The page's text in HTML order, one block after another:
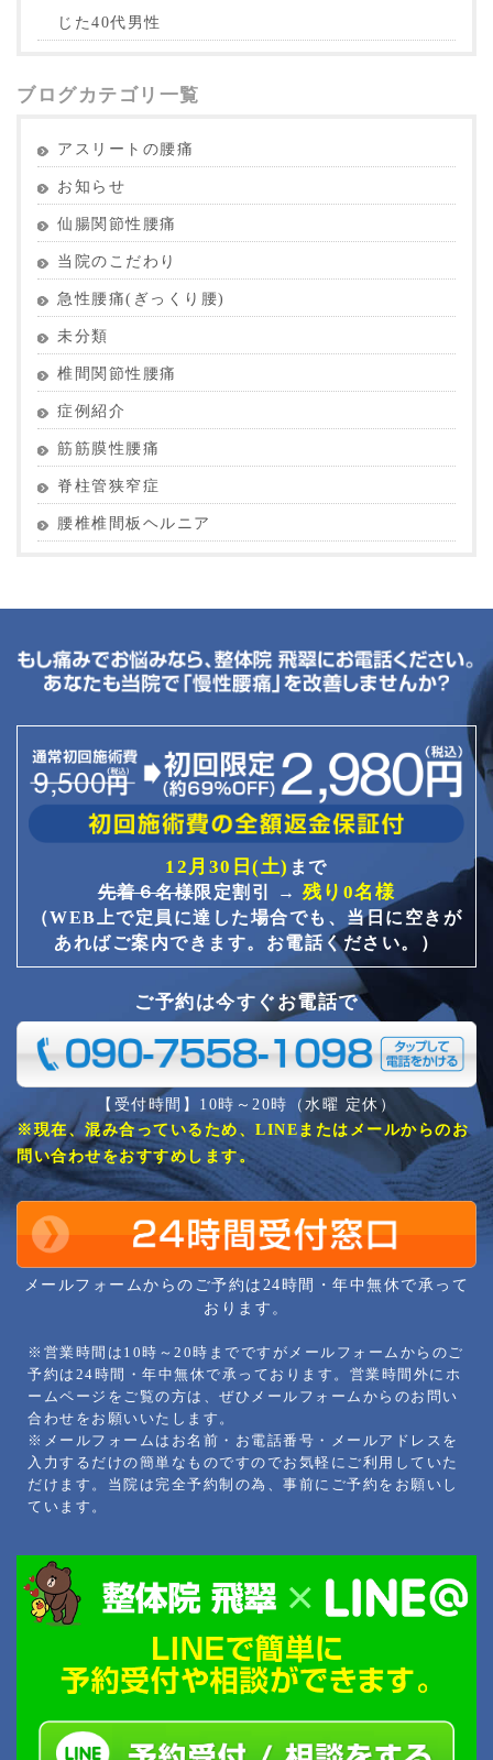
じた40代男性
ブログカテゴリ一覧
アスリートの腰痛
お知らせ
仙腸関節性腰痛
当院のこだわり
急性腰痛(ぎっくり腰)
未分類
椎間関節性腰痛
症例紹介
筋筋膜性腰痛
脊柱管狭窄症
腰椎椎間板ヘルニア
12月30日(土) まで
先着６名様限定割引 → 残り0名様
（WEB上で定員に達した場合でも、当日に空きが
あればご案内できます。お電話ください。）
ご予約は今すぐお電話で
【受付時間】10時～20時（水曜 定休）
※現在、混み合っているため、LINEまたはメールからのお
問い合わせをおすすめします。
メールフォームからのご予約は24時間・年中無休で承って
おります。
※営業時間は10時～20時までですがメールフォームからのご
予約は24時間・年中無休で承っております。営業時間外にホ
ームページをご覧の方は、ぜひメールフォームからのお問い
合わせをお願いいたします。
※メールフォームはお名前・お電話番号・メールアドレスを
入力するだけの簡単なものですのでお気軽にご利用していた
だけます。当院は完全予約制の為、事前にご予約をお願いし
ています。